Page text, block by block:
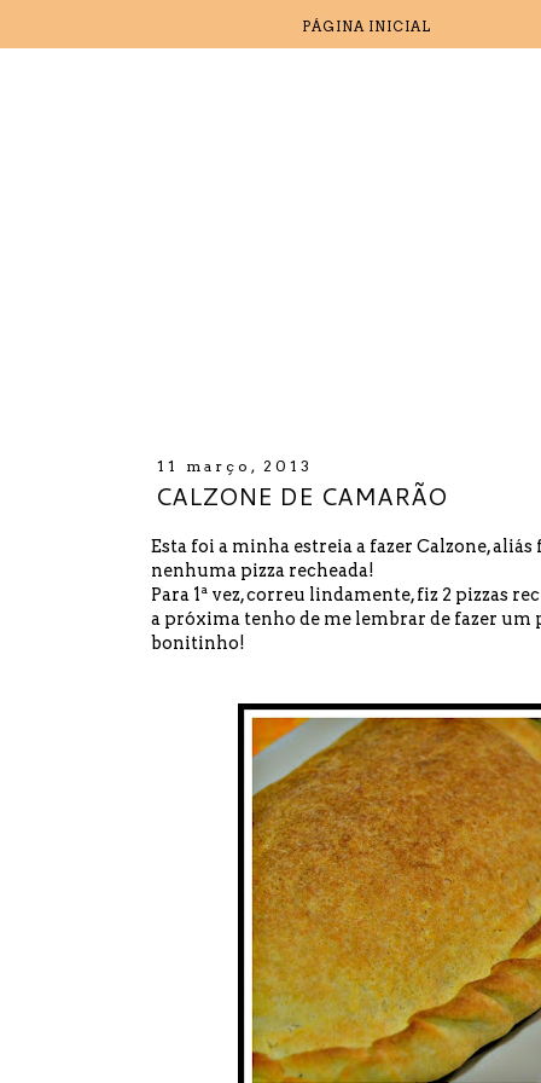
PÁGINA INICIAL
11 março, 2013
CALZONE DE CAMARÃO
Esta foi a minha estreia a fazer Calzone,
nenhuma pizza recheada!
Para 1ª vez, correu lindamente, fiz 2 pizzas
a próxima tenho de me lembrar de fazer um
bonitinho!